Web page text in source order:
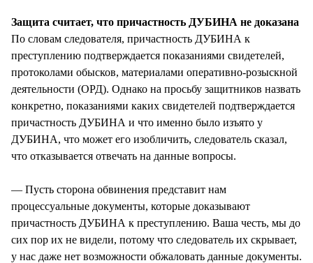
Защита считает, что причастность ДУБИНА не доказана
По словам следователя, причастность ДУБИНА к
преступлению подтверждается показаниями свидетелей,
протоколами обысков, материалами оперативно-розыскной
деятельности (ОРД). Однако на просьбу защитников назвать
конкретно, показаниями каких свидетелей подтверждается
причастность ДУБИНА и что именно было изъято у
ДУБИНА, что может его изобличить, следователь сказал,
что отказывается отвечать на данные вопросы.
— Пусть сторона обвинения представит нам
процессуальные документы, которые доказывают
причастность ДУБИНА к преступлению. Ваша честь, мы до
сих пор их не видели, потому что следователь их скрывает,
у нас даже нет возможности обжаловать данные документы.